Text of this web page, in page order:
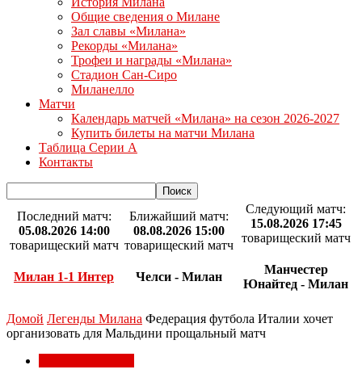
Общие сведения о Милане
Зал славы «Милана»
Рекорды «Милана»
Трофеи и награды «Милана»
Стадион Сан-Сиро
Миланелло
Матчи
Календарь матчей «Милана» на сезон 2026-2027
Купить билеты на матчи Милана
Таблица Серии А
Контакты
Последний матч:
05.08.2026 14:00
товарищеский матч
Милан 1-1 Интер
Ближайший матч:
08.08.2026 15:00
товарищеский матч
Челси - Милан
Следующий матч:
15.08.2026 17:45
товарищеский матч
Манчестер
Юнайтед - Милан
Домой Легенды Милана Федерация футбола Италии хочет
организовать для Мальдини прощальный матч